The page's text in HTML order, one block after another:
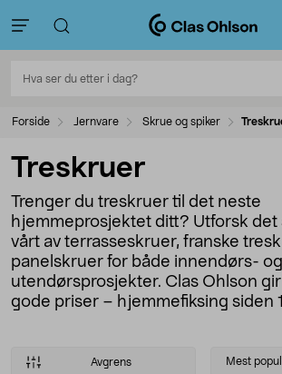
Forside Jernvare Skrue og spiker
Treskruer
Trenger du treskruer til det neste
hjemmeprosjektet ditt? Utforsk det
vårt av terrasseskruer, franske
panelskruer for både innendørs- og
utendørsprosjekter. Clas Ohlson
gode priser – hjemmefiksing siden
Avgrens
Select
Mest